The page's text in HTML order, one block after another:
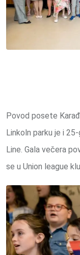
Povod posete
Linkoln parku je i
Line. Gala večera
se u Union league